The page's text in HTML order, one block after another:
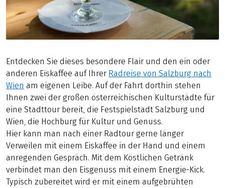
Entdecken Sie dieses besondere Flair und den ein oder
anderen Eiskaffee auf Ihrer Radreise von Salzburg nach
Wien am eigenen Leibe. Auf der Fahrt dorthin stehen
Ihnen zwei der großen österreichischen Kulturstädte für
eine Stadttour bereit, die Festspielstadt Salzburg und
Wien, die Hochburg für Kultur und Genuss.
Hier kann man nach einer Radtour gerne länger
Verweilen mit einem Eiskaffee in der Hand und einem
anregenden Gespräch. Mit dem Köstlichen Getränk
verbindet man den Eisgenuss mit einem Energie-Kick.
Typisch zubereitet wird er mit einem aufgebrühten